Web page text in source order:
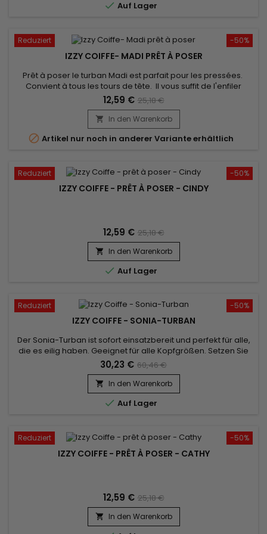
 Auf Lager
-50%
Reduziert
IZZY COIFFE- MADI PRÊT À POSER
Prêt à poser le turban Madi est parfait pour les pressées.
Convient à tous les tours de tête. Il vous suffit de l'enfiler
comme un bonnet classique pour booster votre style !
confort inégalé et un très beau rendu. Vendu avec son bijou
pour un look élégant.
12,59 € 25,18 €
 In den Warenkorb
 Artikel nur noch in anderer Variante erhältlich
-50%
Reduziert
IZZY COIFFE - PRÊT À POSER - CINDY
12,59 € 25,18 €
 In den Warenkorb
 Auf Lager
-50%
Reduziert
IZZY COIFFE - SONIA-TURBAN
Der Sonia-Turban ist sofort einsatzbereit und perfekt für alle,
die es eilig haben. Geeignet für alle Kopfgrößen. Setzen Sie
ihn einfach wie eine klassische Mütze auf und unterstreichen
Sie Ihren Stil! Unübertroffener Komfort und ein schönes Finish.
Verkauft mit seinem Schmuckstück für einen stilvollen Look.
30,23 € 60,46 €
 In den Warenkorb
 Auf Lager
-50%
Reduziert
IZZY COIFFE - PRÊT À POSER - CATHY
12,59 € 25,18 €
 In den Warenkorb